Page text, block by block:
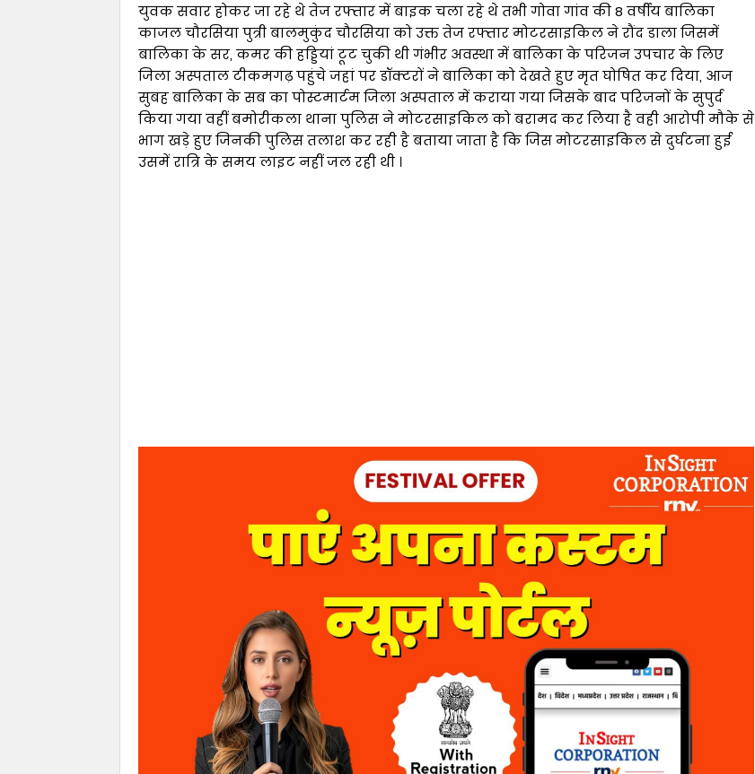
युवक सवार होकर जा रहे थे तेज रफ्तार में बाइक चला रहे थे तभी गोवा गांव की 8 वर्षीय बालिका
काजल चौरसिया पुत्री बालमुकुंद चौरसिया को उक्त तेज रफ्तार मोटरसाइकिल ने रौंद डाला जिसमें
बालिका के सर, कमर की हड्डियां टूट चुकी थी गंभीर अवस्था में बालिका के परिजन उपचार के लिए
जिला अस्पताल टीकमगढ़ पहुंचे जहां पर डॉक्टरों ने बालिका को देखते हुए मृत घोषित कर दिया, आज
सुबह बालिका के सब का पोस्टमार्टम जिला अस्पताल में कराया गया जिसके बाद परिजनों के सुपुर्द
किया गया वहीं बमोरीकला थाना पुलिस ने मोटरसाइकिल को बरामद कर लिया है वही आरोपी मौके से
भाग खड़े हुए जिनकी पुलिस तलाश कर रही है बताया जाता है कि जिस मोटरसाइकिल से दुर्घटना हुई
उसमें रात्रि के समय लाइट नहीं जल रही थी ।